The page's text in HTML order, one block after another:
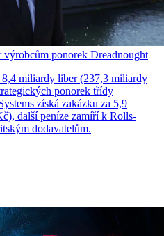
ponorek Dreadnought
miliardy liber (237,3 miliardy
ponorek třídy
získá zakázku za 5,9
další peníze zamíří k Rolls-
dodavatelům.